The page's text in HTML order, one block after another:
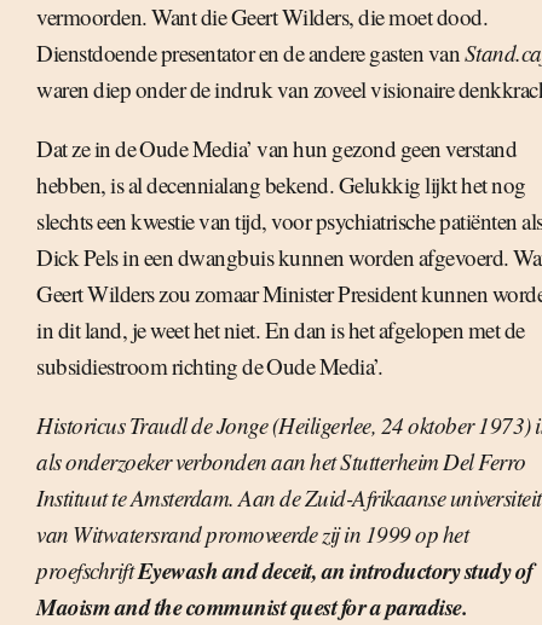
vermoorden. Want die Geert Wilders, die moet dood.
Dienstdoende presentator en de andere gasten van
waren diep onder de indruk van zoveel visionaire
Dat ze in de Oude Media’ van hun gezond geen verstand
hebben, is al decennialang bekend. Gelukkig lijkt het nog
slechts een kwestie van tijd, voor psychiatrische patiënten
Dick Pels in een dwangbuis kunnen worden afgevoerd.
Geert Wilders zou zomaar Minister President kunnen
in dit land, je weet het niet. En dan is het afgelopen met de
subsidiestroom richting de Oude Media’.
Historicus Traudl de Jonge (Heiligerlee, 24 oktober 1973)
als onderzoeker verbonden aan het Stutterheim Del Ferro
Instituut te Amsterdam. Aan de Zuid-Afrikaanse universiteit
van Witwatersrand promoveerde zij in 1999 op het
proefschriftEyewash and deceit, an introductory study of
Maoism and the communist quest for a paradise.